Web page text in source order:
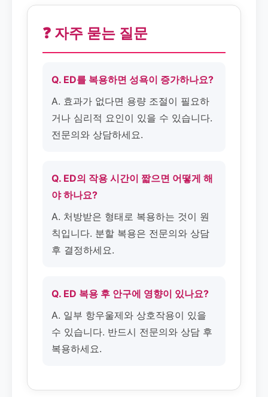
❓ 자주 묻는 질문
Q. ED를 복용하면 성욕이 증가하나요?
A. 효과가 없다면 용량 조절이 필요하
거나 심리적 요인이 있을 수 있습니다.
전문의와 상담하세요.
Q. ED의 작용 시간이 짧으면 어떻게 해
야 하나요?
A. 처방받은 형태로 복용하는 것이 원
칙입니다. 분할 복용은 전문의와 상담
후 결정하세요.
Q. ED 복용 후 안구에 영향이 있나요?
A. 일부 항우울제와 상호작용이 있을
수 있습니다. 반드시 전문의와 상담 후
복용하세요.